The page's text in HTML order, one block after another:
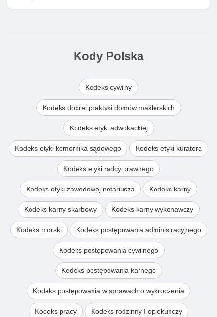
Kody Polska
Kodeks cywilny
Kodeks dobrej praktyki domów maklerskich
Kodeks etyki adwokackiej
Kodeks etyki komornika sądowego Kodeks etyki kuratora
Kodeks etyki radcy prawnego
Kodeks etyki zawodowej notariusza Kodeks karny
Kodeks karny skarbowy Kodeks karny wykonawczy
Kodeks morski Kodeks postępowania administracyjnego
Kodeks postępowania cywilnego
Kodeks postępowania karnego
Kodeks postępowania w sprawach o wykroczenia
Kodeks pracy Kodeks rodzinny I opiekuńczy